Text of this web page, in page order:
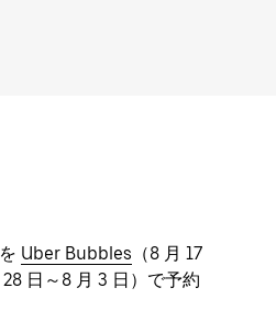
Uber Bubbles （8 月 17
28 日～8 月 3 日）で予約